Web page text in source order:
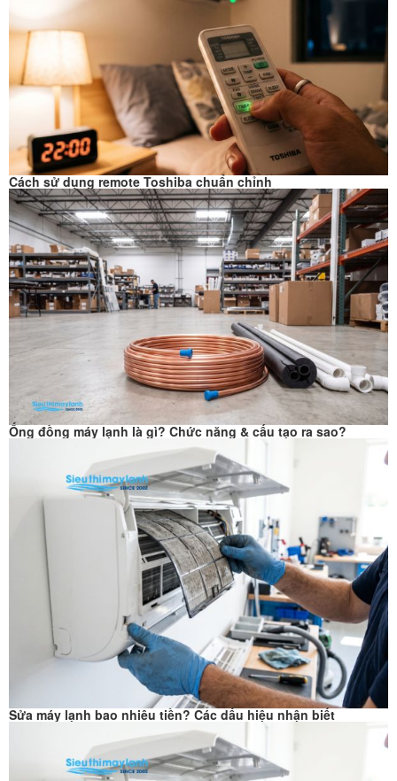
Cách sử dụng remote Toshiba chuẩn chỉnh
Ống đồng máy lạnh là gì? Chức năng & cấu tạo ra sao?
Sửa máy lạnh bao nhiêu tiền? Các dấu hiệu nhận biết